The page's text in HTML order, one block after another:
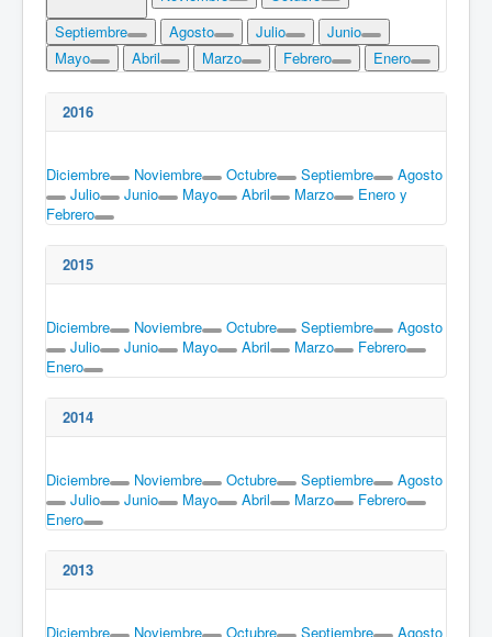
Septiembre
Agosto Julio
Junio
Mayo
Abril Marzo Febrero Enero
2016
Diciembre Noviembre Octubre Septiembre
Agosto
Julio
Junio Mayo Abril Marzo
Enero y
Febrero
2015
Diciembre Noviembre Octubre Septiembre
Agosto
Julio
Junio Mayo Abril Marzo
Febrero
Enero
2014
Diciembre Noviembre Octubre Septiembre
Agosto
Julio
Junio Mayo Abril Marzo
Febrero
Enero
2013
Diciembre Noviembre Octubre Septiembre
Agosto